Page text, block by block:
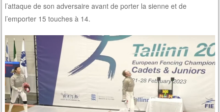
l’attaque de son adversaire avant de porter la sienne et de
l’emporter 15 touches à 14.